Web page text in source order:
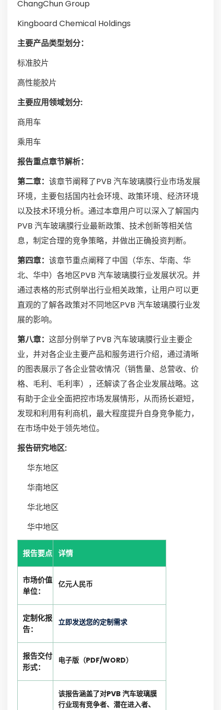
ChangChun Group
Kingboard Chemical Holdings
主要产品类型划分：
标准胶片
高性能胶片
主要应用领域划分:
商用车
乘用车
报告重点章节解析：
第二章： 该章节阐释了PVB 汽车玻璃膜行业市场发展
环境，主要包括国内社会环境、政策环境、经济环境
以及技术环境分析。通过本章用户可以深入了解国内
PVB 汽车玻璃膜行业最新政策、技术创新等相关信
息，制定合理的竞争策略，并做出正确投资判断。
第四章： 该章节重点阐释了中国（华东、华南、华
北、华中）各地区PVB 汽车玻璃膜行业发展状况。并
通过表格的形式例举出行业相关政策，让用户可以更
直观的了解各政策对不同地区PVB 汽车玻璃膜行业发
展的影响。
第八章： 这部分例举了PVB 汽车玻璃膜行业主要企
业，并对各企业主要产品和服务进行介绍，通过清晰
的图表展示了各企业营收情况（销售量、总营收、价
格、毛利、毛利率），还解读了各企业发展战略。这
有助于企业全面把控市场发展情形，从而扬长避短，
发现和利用有利商机，最大程度提升自身竞争能力，
在市场中处于领先地位。
报告研究地区:
华东地区
华南地区
华北地区
华中地区
报告要点 详情
市场价值
单位：
亿元人民币
定制化报
告：
立即发送您的定制需求
报告交付
形式：
电子版（PDF/WORD）
该报告涵盖了对PVB 汽车玻璃膜
行业现有竞争者、潜在进入者、